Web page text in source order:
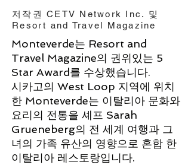
저작권 CETV Network Inc. 및
Resort and Travel Magazine
Monteverde는 Resort and
Travel Magazine의 권위있는 5
Star Award를 수상했습니다.
시카고의 West Loop 지역에 위치
한 Monteverde는 이탈리아 문화와
요리의 전통을 셰프 Sarah
Grueneberg의 전 세계 여행과 그
녀의 가족 유산의 영향으로 혼합 한
이탈리아 레스토랑입니다.